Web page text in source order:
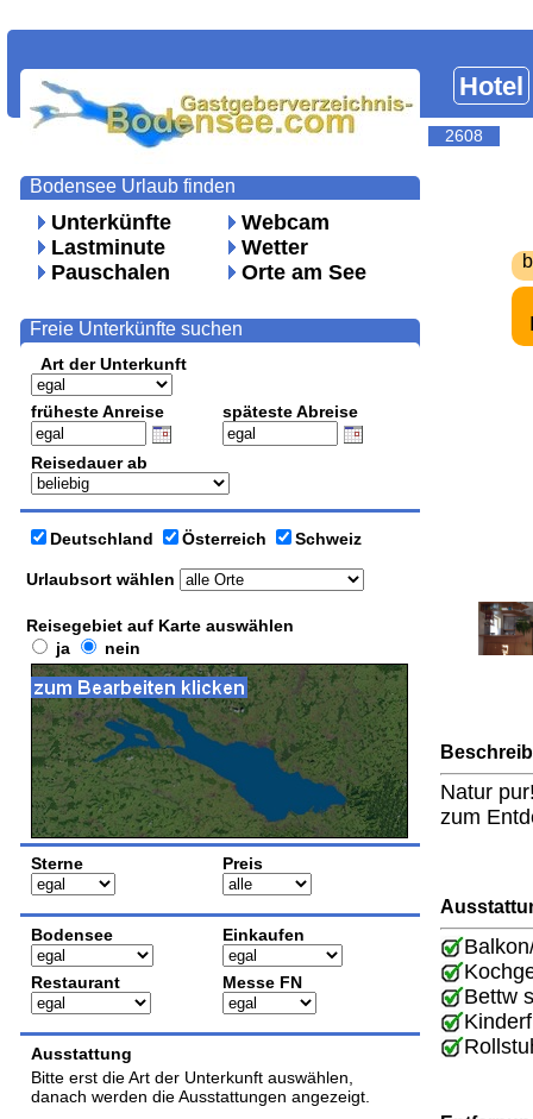
Unterkünfte
Lastminute
Pauschalen
Webcam
Wetter
Orte am See
Bodensee Urlaub finden
Art der Unterkunft
früheste Anreise späteste Abreise
Reisedauer ab
Urlaubsort wählen
Deutschland Österreich Schweiz
Reisegebiet auf Karte auswählen
ja
nein
Sterne Preis
Bodensee Einkaufen
Restaurant Messe FN
Ausstattung
Bitte erst die Art der Unterkunft auswählen,
danach werden die Ausstattungen angezeigt.
Freie Unterkünfte suchen
Hotel
2608
Natur
zum
Bettw